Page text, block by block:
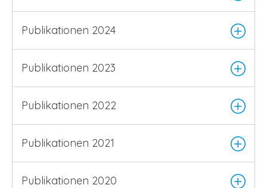
Publikationen 2024
Publikationen 2023
Publikationen 2022
Publikationen 2021
Publikationen 2020